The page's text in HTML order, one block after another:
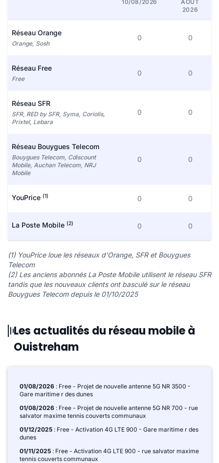
10/08/2026
AOÛT
2026
Réseau Orange
Orange, Sosh
0 0
Réseau Free
Free
0 0
Réseau SFR
SFR, RED by SFR, Syma, Coriolis,
Prixtel, Lebara
0 0
Réseau Bouygues Telecom
Bouygues Telecom, Cdiscount
Mobile, Auchan Telecom, NRJ
Mobile
0 0
YouPrice (1) 0 0
La Poste Mobile (2) 0 0
(1) YouPrice loue les réseaux d'Orange, SFR et Bouygues
Telecom
(2) Les anciens abonnés La Poste Mobile utilisent le réseau SFR
tandis que les nouveaux clients ont basculé sur le réseau
Bouygues Telecom depuis le 01/10/2025
Les actualités du réseau mobile à
Ouistreham
01/08/2026 : Free - Projet de nouvelle antenne 5G NR 3500 -
Gare maritime r des dunes
01/08/2026 : Free - Projet de nouvelle antenne 5G NR 700 - rue
salvator maxime tennis couverts communaux
01/12/2025 : Free - Activation 4G LTE 900 - Gare maritime r des
dunes
01/11/2025 : Free - Activation 4G LTE 900 - rue salvator maxime
tennis couverts communaux